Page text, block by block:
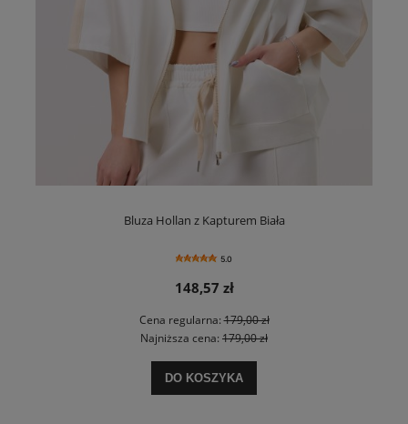
Bluza Hollan z Kapturem Biała
5.0
148,57 zł
Cena regularna:179,00 zł
Najniższa cena: 179,00 zł
DO KOSZYKA